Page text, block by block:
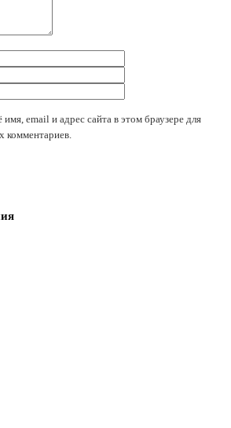
email и адрес сайта в этом браузере для
комментариев.